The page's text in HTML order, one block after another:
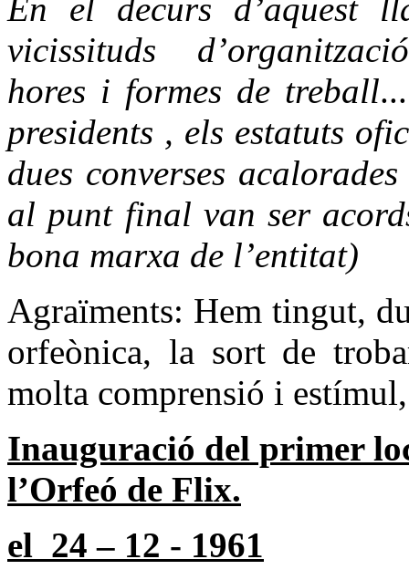
En el decurs d’aquest
vicissituds
hores i formes de treball
presidents , els estatuts
dues converses
al punt final van ser
bona marxa de l’entitat)
Agraïments: Hem tingut,
orfeònica, la sort de
molta comprensió i
Inauguració del primer
l’Orfeó de Flix.
el 24 – 12 - 1961